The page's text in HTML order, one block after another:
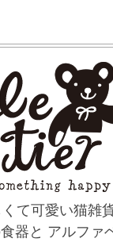
て可愛い猫雑
器と アルファ